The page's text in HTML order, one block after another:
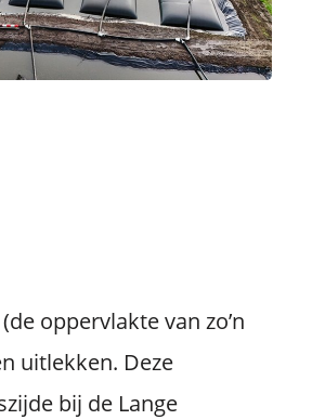
oppervlakte van zo’n
uitlekken. Deze
bij de Lange